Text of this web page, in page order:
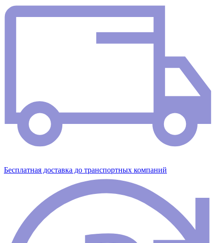
Бесплатная доставка до транспортных компаний